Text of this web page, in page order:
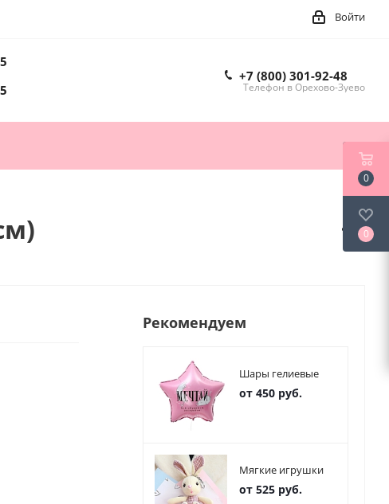
Войти
+7 (800) 301-92-48
Телефон в Орехово-Зуево
Рекомендуем
Шары гелиевые
от 450 руб.
Мягкие игрушки
от 525 руб.
0
0